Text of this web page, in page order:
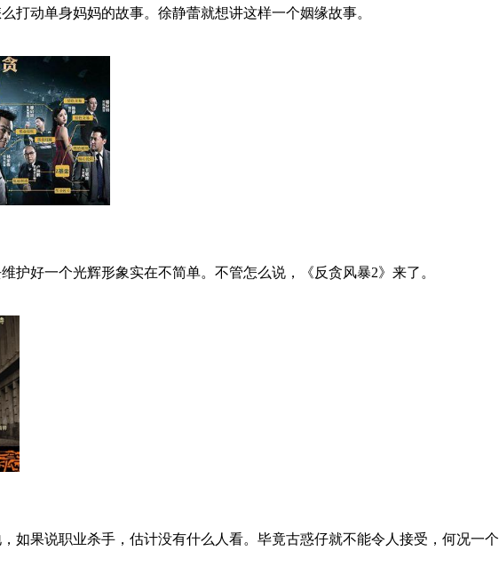
打动单身妈妈的故事。徐静蕾就想讲这样一个姻缘故事。
护好一个光辉形象实在不简单。不管怎么说，《反贪风暴2》来了。
如果说职业杀手，估计没有什么人看。毕竟古惑仔就不能令人接受，何况一